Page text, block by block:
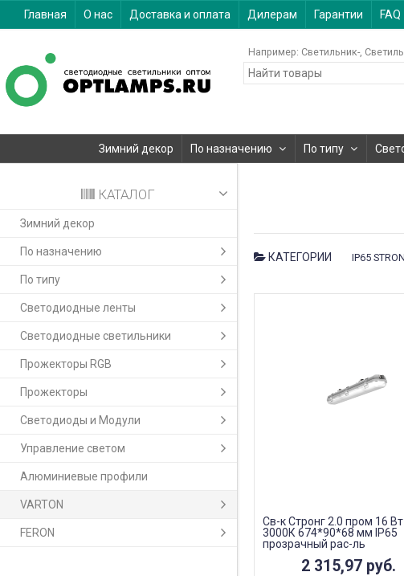
Главная О нас Доставка и оплата Дилерам Гарантии FAQ
Например: Светильник-
Зимний декор По назначению По типу
КАТАЛОГ
Зимний декор
По назначению
По типу
Светодиодные ленты
Светодиодные светильники
Прожекторы RGB
Прожекторы
Светодиоды и Модули
Управление светом
Алюминиевые профили
VARTON
FERON
КАТЕГОРИИ IP65
Св-к Стронг 2.0 пром 16 Вт
3000К 674*90*68 мм IP65
прозрачный рас-ль
2 315,97 руб.